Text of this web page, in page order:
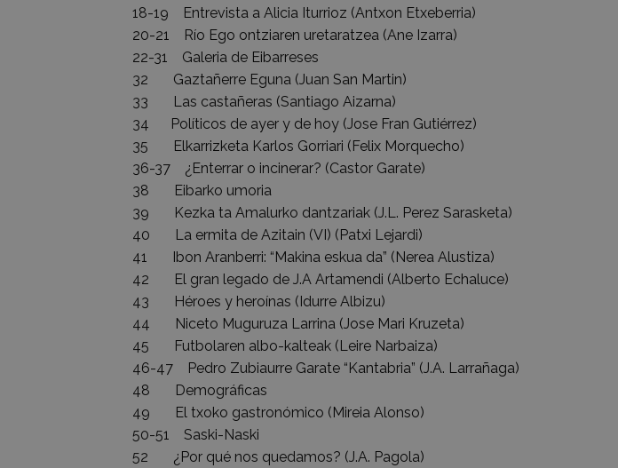
18-19 Entrevista a Alicia Iturrioz (Antxon Etxeberria)
20-21 Río Ego ontziaren uretaratzea (Ane Izarra)
22-31 Galeria de Eibarreses
32 Gaztañerre Eguna (Juan San Martin)
33 Las castañeras (Santiago Aizarna)
34 Políticos de ayer y de hoy (Jose Fran Gutiérrez)
35 Elkarrizketa Karlos Gorriari (Felix Morquecho)
36-37 ¿Enterrar o incinerar? (Castor Garate)
38 Eibarko umoria
39 Kezka ta Amalurko dantzariak (J.L. Perez Sarasketa)
40 La ermita de Azitain (VI) (Patxi Lejardi)
41 Ibon Aranberri: “Makina eskua da” (Nerea Alustiza)
42 El gran legado de J.A Artamendi (Alberto Echaluce)
43 Héroes y heroínas (Idurre Albizu)
44 Niceto Muguruza Larrina (Jose Mari Kruzeta)
45 Futbolaren albo-kalteak (Leire Narbaiza)
46-47 Pedro Zubiaurre Garate “Kantabria” (J.A. Larrañaga)
48 Demográficas
49 El txoko gastronómico (Mireia Alonso)
50-51 Saski-Naski
52 ¿Por qué nos quedamos? (J.A. Pagola)